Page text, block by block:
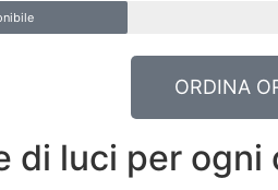
ORDINA
di luci per ogni